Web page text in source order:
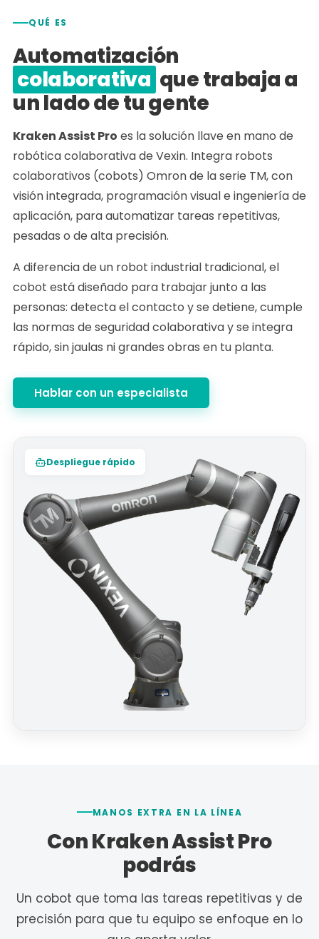
QUÉ ES
Automatización
colaborativa que trabaja a
un lado de tu gente
Kraken Assist Pro es la solución llave en mano de
robótica colaborativa de Vexin. Integra robots
colaborativos (cobots) Omron de la serie TM, con
visión integrada, programación visual e ingeniería de
aplicación, para automatizar tareas repetitivas,
pesadas o de alta precisión.
A diferencia de un robot industrial tradicional, el
cobot está diseñado para trabajar junto a las
personas: detecta el contacto y se detiene, cumple
las normas de seguridad colaborativa y se integra
rápido, sin jaulas ni grandes obras en tu planta.
Hablar con un especialista
Despliegue rápido
MANOS EXTRA EN LA LÍNEA
Con Kraken Assist Pro
podrás
Un cobot que toma las tareas repetitivas y de
precisión para que tu equipo se enfoque en lo